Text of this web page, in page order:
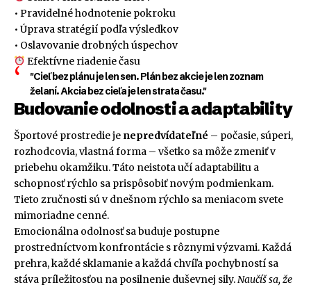
• Pravidelné hodnotenie pokroku
• Úprava stratégií podľa výsledkov
• Oslavovanie drobných úspechov
Efektívne riadenie času
"Cieľ bez plánu je len sen. Plán bez akcie je len zoznam
želaní. Akcia bez cieľa je len strata času."
Budovanie odolnosti a adaptability
Športové prostredie je nepredvídateľné – počasie, súperi,
rozhodcovia, vlastná forma – všetko sa môže zmeniť v
priebehu okamžiku. Táto neistota učí adaptabilitu a
schopnosť rýchlo sa prispôsobiť novým podmienkam.
Tieto zručnosti sú v dnešnom rýchlo sa meniacom svete
mimoriadne cenné.
Emocionálna odolnosť sa buduje postupne
prostredníctvom konfrontácie s rôznymi výzvami. Každá
prehra, každé sklamanie a každá chvíľa pochybností sa
stáva príležitosťou na posilnenie duševnej sily.Naučíš sa, že